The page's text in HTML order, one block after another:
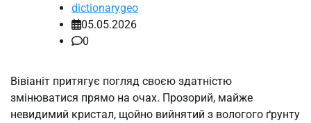
dictionarygeo
05.05.2026
0
Вівіаніт притягує погляд своєю здатністю
змінюватися прямо на очах. Прозорий, майже
невидимий кристал, щойно вийнятий з вологого ґрунту